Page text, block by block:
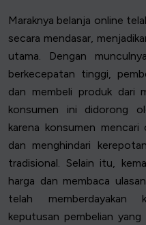
Maraknya belanja online
secara mendasar,
utama. Dengan
berkecepatan tinggi,
dan membeli produk dari
konsumen ini didorong
karena konsumen
dan menghindari
tradisional. Selain itu,
harga dan membaca
telah memberdayakan
keputusan pembelian